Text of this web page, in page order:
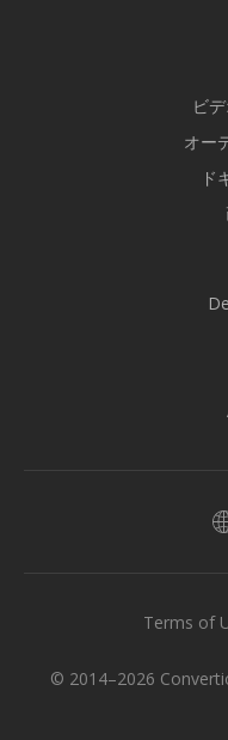
ビ
オー
ド
© 2014–2026
Terms of